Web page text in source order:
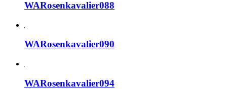
WARosenkavalier088
WARosenkavalier090
WARosenkavalier094